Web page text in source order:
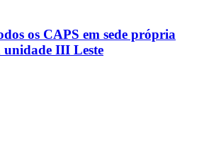
os CAPS em sede própria
unidade III Leste